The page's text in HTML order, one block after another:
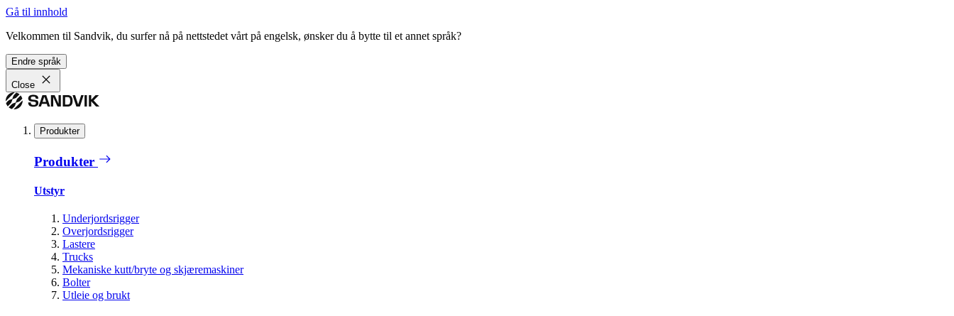
Gå til innhold
Velkommen til Sandvik, du surfer nå på nettstedet vårt på engelsk, ønsker du å bytte til et annet språk?
Endre språk
Close
Produkter
Produkter
Utstyr
Underjordsrigger
Overjordsrigger
Lastere
Trucks
Mekaniske kutt/bryte og skjæremaskiner
Bolter
Utleie og brukt